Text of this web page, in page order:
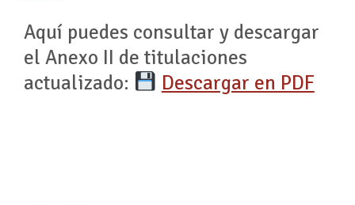
Aquí puedes consultar y descargar
el Anexo II de titulaciones
actualizado:
Descargar en PDF